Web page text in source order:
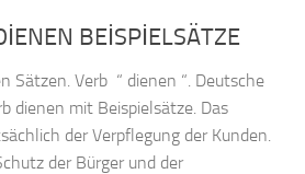
BEİSPİELSÄTZE
Sätzen. Verb “ dienen “. Deutsche
dienen mit Beispielsätze. Das
der Verpflegung der Kunden.
der Bürger und der